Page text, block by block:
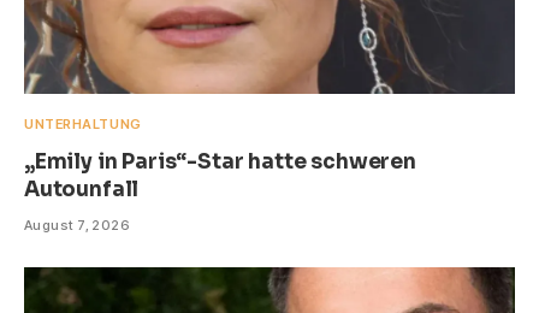
UNTERHALTUNG
„Emily in Paris“-Star hatte schweren
Autounfall
August 7, 2026